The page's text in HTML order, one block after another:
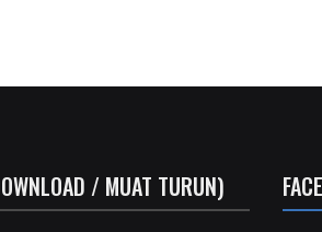
/ MUAT TURUN)